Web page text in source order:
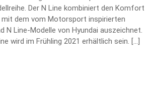
Der N Line kombiniert den Komfort
dem vom Motorsport inspirierten
N Line-Modelle von Hyundai auszeichnet.
wird im Frühling 2021 erhältlich sein. […]